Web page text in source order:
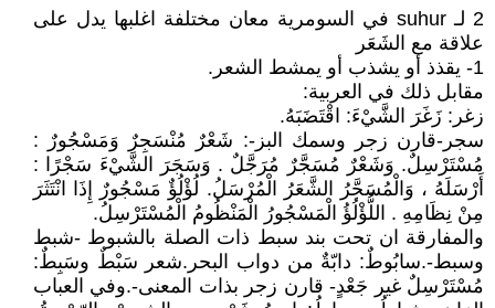
2 لـ suhur في السومرية معان مختلفة اغلبها يدل على
علاقة مع الشَعَر
1- يقذذ أو يشذب أو يمشط الشعر.
مقابل ذلك في العربية:
زغر: زَغَرَ الشَّيْءَ: اقْتَضَبَهُ.
سجر-قارن زجر وسمك البز-: شَعْرٌ مُنْسَجِرٌ وَمَسْجُورٌ :
مُسْتَرْسِلٌ. وَشَعْرٌ مُسَجَّرٌ مُرَجَّلٌ . وَسَجَرَ الشَّيْءَ سَجْرًا :
أَرْسَلَهُ ، وَالْمُسَجَّرُ الشَّعَرُ الْمُرْسَلُ. لُؤْلُؤٌ مَسْجُورٌ إِذَا انْتَثَرَ
مِنْ نِظَامِهِ . اللُّؤْلُؤُ الْمَسْجُورُ الْمَنْظُومُ الْمُسْتَرْسِلُ.
والمفارقة ان تحت بند سبط ذات الصلة بالشبوط -شبط
وسبط-.سابُوطٌ: دابّةٌ من دواب البحر.شعر سَبْطٌ وسَبِطٌ:
مُسْتَرْسِلٌ غير جَعْدٍ- قارن زجر بذات المعنى-.وفي العباب